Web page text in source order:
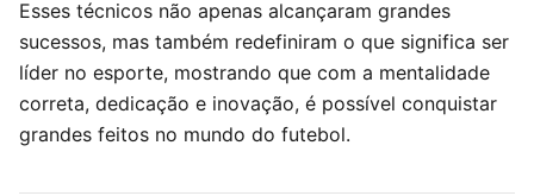
Esses técnicos não apenas alcançaram grandes
sucessos, mas também redefiniram o que significa ser
líder no esporte, mostrando que com a mentalidade
correta, dedicação e inovação, é possível conquistar
grandes feitos no mundo do futebol.